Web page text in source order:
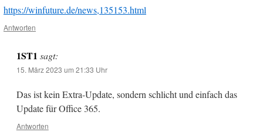
https://winfuture.de/news,135153.html
Antworten
1ST1 sagt:
15. März 2023 um 21:33 Uhr
Das ist kein Extra-Update, sondern schlicht und einfach das
Update für Office 365.
Antworten